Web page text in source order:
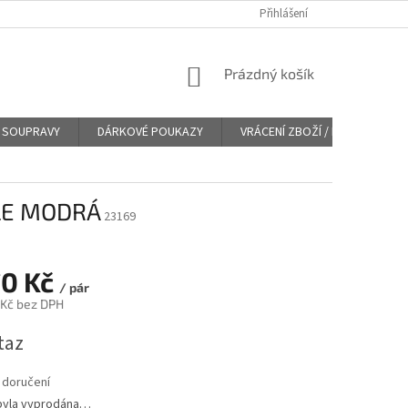
Přihlášení
NÁKUPNÍ
Prázdný košík
SOUPRAVY DÁRKOVÉ POUKAZY VRÁCENÍ ZBOŽÍ / REKLAMACE
MODRÁ 23169
Kč / pár
bez DPH